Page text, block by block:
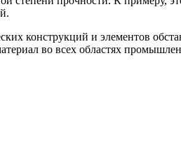
конструкций и элементов
во всех областях